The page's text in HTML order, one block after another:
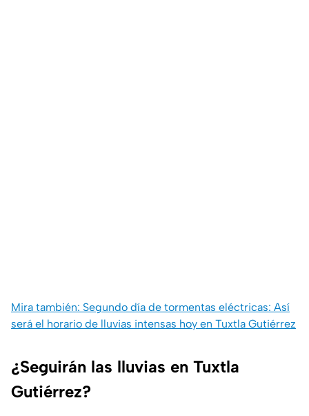
Mira también: Segundo día de tormentas eléctricas: Así
será el horario de lluvias intensas hoy en Tuxtla Gutiérrez
¿Seguirán las lluvias en Tuxtla
Gutiérrez?